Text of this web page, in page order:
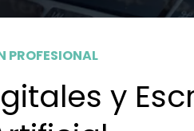
PROFESIONAL
y